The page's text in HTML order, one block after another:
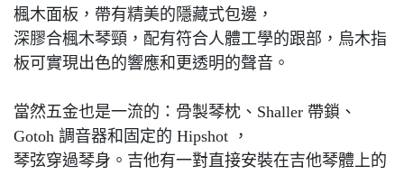
楓木面板，帶有精美的隱藏式包邊，
深膠合楓木琴頸，配有符合人體工學的跟部，烏木指
板可實現出色的響應和更透明的聲音。
當然五金也是一流的：骨製琴枕、Shaller 帶鎖、
Gotoh 調音器和固定的 Hipshot ，
琴弦穿過琴身。吉他有一對直接安裝在吉他琴體上的